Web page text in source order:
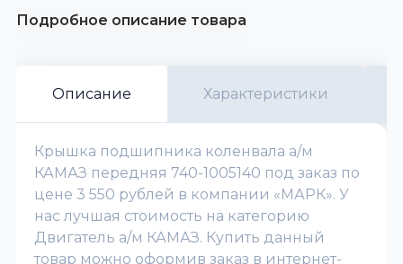
Подробное описание товара
Описание Характеристики
Крышка подшипника коленвала а/м
КАМАЗ передняя 740-1005140 под заказ по
цене 3 550 рублей в компании «МАРК». У
нас лучшая стоимость на категорию
Двигатель а/м КАМАЗ. Купить данный
товар можно оформив заказ в интернет-